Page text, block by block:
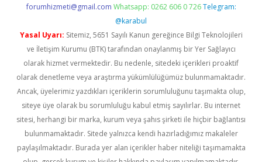
forumhizmeti@gmail.com Whatsapp: 0262 606 0 726 Telegram:
@karabul
Yasal Uyarı: Sitemiz, 5651 Sayılı Kanun gereğince Bilgi Teknolojileri
ve İletişim Kurumu (BTK) tarafından onaylanmış bir Yer Sağlayıcı
olarak hizmet vermektedir. Bu nedenle, sitedeki içerikleri proaktif
olarak denetleme veya araştırma yükümlülüğümüz bulunmamaktadır.
Ancak, üyelerimiz yazdıkları içeriklerin sorumluluğunu taşımakta olup,
siteye üye olarak bu sorumluluğu kabul etmiş sayılırlar. Bu internet
sitesi, herhangi bir marka, kurum veya şahıs şirketi ile hiçbir bağlantısı
bulunmamaktadır. Sitede yalnızca kendi hazırladığımız makaleler
paylaşılmaktadır. Burada yer alan içerikler haber niteliği taşımamakta